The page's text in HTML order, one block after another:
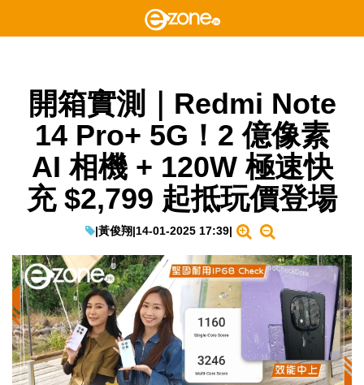
開箱實測｜Redmi Note
14 Pro+ 5G！2 億像素
AI 相機 + 120W 極速快
充 $2,799 起抵玩價登場
|黃俊翔|14-01-2025 17:39|